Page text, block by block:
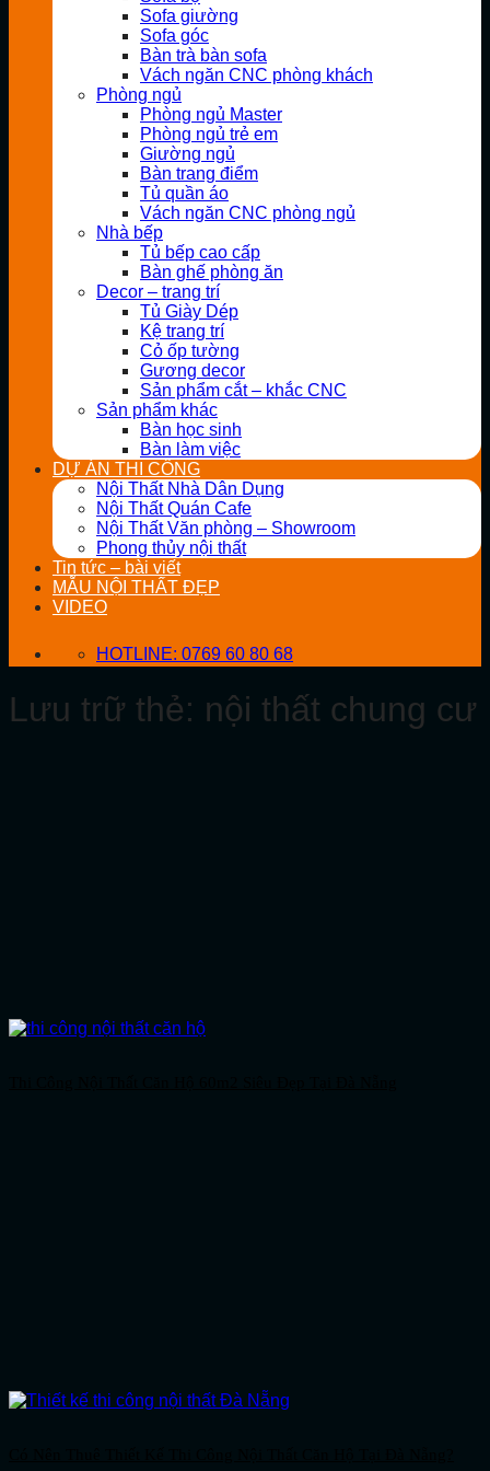
Sofa giường
Sofa góc
Bàn trà bàn sofa
Vách ngăn CNC phòng khách
Phòng ngủ
Phòng ngủ Master
Phòng ngủ trẻ em
Giường ngủ
Bàn trang điểm
Tủ quần áo
Vách ngăn CNC phòng ngủ
Nhà bếp
Tủ bếp cao cấp
Bàn ghế phòng ăn
Decor – trang trí
Tủ Giày Dép
Kệ trang trí
Cỏ ốp tường
Gương decor
Sản phẩm cắt – khắc CNC
Sản phẩm khác
Bàn học sinh
Bàn làm việc
DỰ ÁN THI CÔNG
Nội Thất Nhà Dân Dụng
Nội Thất Quán Cafe
Nội Thất Văn phòng – Showroom
Phong thủy nội thất
Tin tức – bài viết
MẪU NỘI THẤT ĐẸP
VIDEO
HOTLINE: 0769 60 80 68
Lưu trữ thẻ: nội thất chung cư